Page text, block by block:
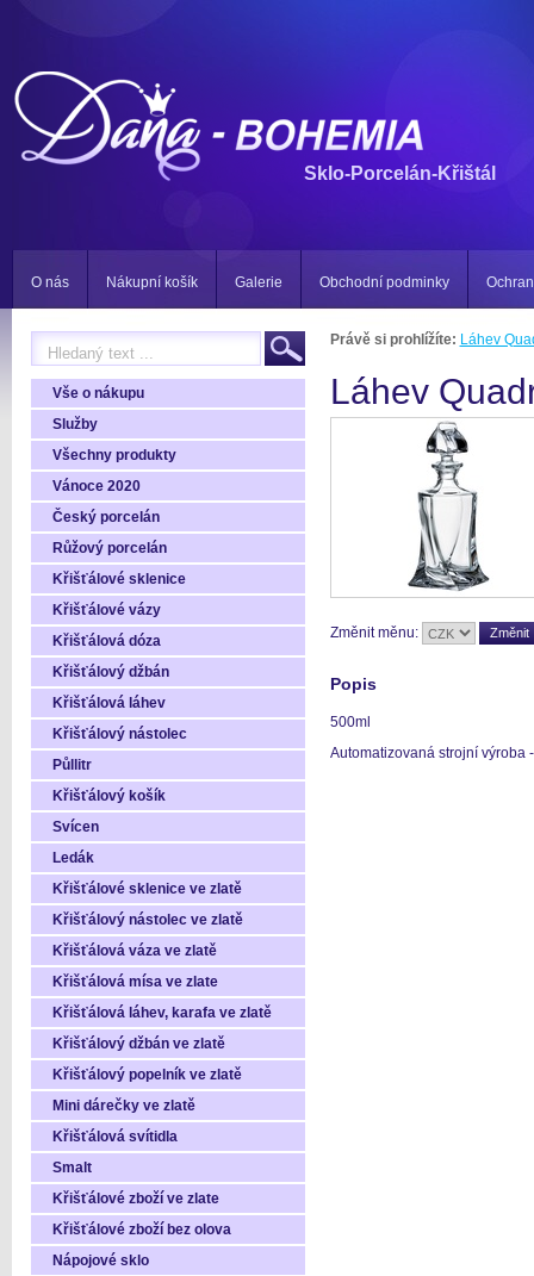
Sklo-Porcelán-Křištál
O nás Nákupní košík Galerie Obchodní podminky
Vše o nákupu
Služby
Všechny produkty
Vánoce 2020
Český porcelán
Růžový porcelán
Křišťálové sklenice
Křišťálové vázy
Křišťálová dóza
Křišťálový džbán
Křišťálová láhev
Křišťálový nástolec
Půllitr
Křišťálový košík
Svícen
Ledák
Křišťálové sklenice ve zlatě
Křišťálový nástolec ve zlatě
Křišťálová váza ve zlatě
Křišťálová mísa ve zlate
Křišťálová láhev, karafa ve zlatě
Křišťálový džbán ve zlatě
Křišťálový popelník ve zlatě
Mini dárečky ve zlatě
Křišťálová svítidla
Smalt
Křišťálové zboží ve zlate
Křišťálové zboží bez olova
Nápojové sklo
Právě si prohlížíte: Láhev
Láhev
Změnit měnu:
Popis
500ml
Automatizovaná strojní výroba